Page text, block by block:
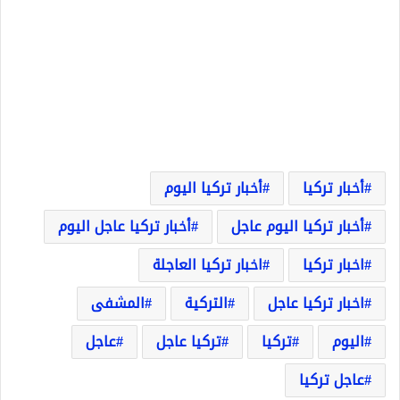
أخبار تركيا
أخبار تركيا اليوم
أخبار تركيا اليوم عاجل
أخبار تركيا عاجل اليوم
اخبار تركيا
اخبار تركيا العاجلة
اخبار تركيا عاجل
التركية
المشفى
اليوم
تركيا تركيا عاجل
عاجل
عاجل تركيا